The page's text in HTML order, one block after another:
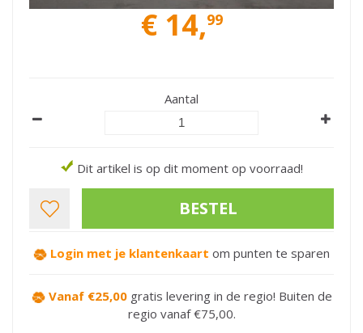
€ 14,99
Aantal
Dit artikel is op dit moment op voorraad!
Login met je klantenkaart om punten te sparen
Vanaf €25,00gratis levering in de regio! Buiten de
regio vanaf €75,00.